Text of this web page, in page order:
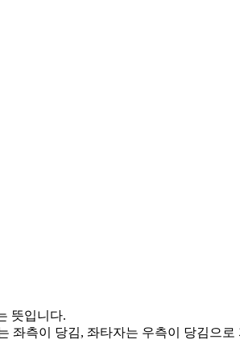
뜻입니다.
좌측이 당김, 좌타자는 우측이 당김으로